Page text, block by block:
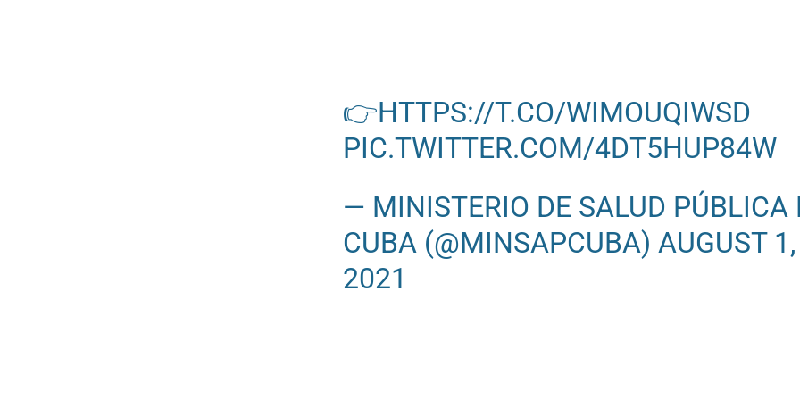
👉HTTPS://T.CO/WIMOUQIWSD
PIC.TWITTER.COM/4DT5HUP84W
— MINISTERIO DE SALUD PÚBLICA
CUBA (@MINSAPCUBA)AUGUST 1,
2021